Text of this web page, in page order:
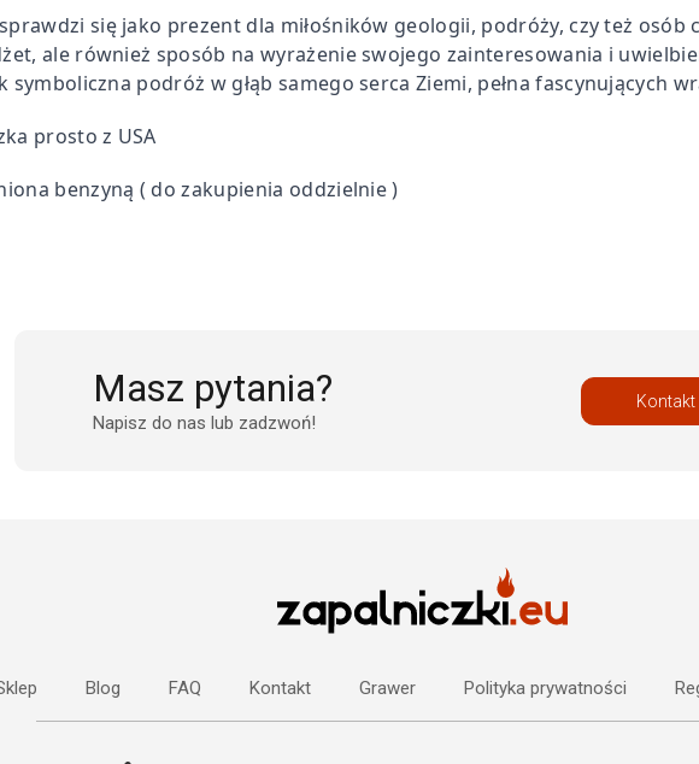
się jako prezent dla miłośników geologii, podróży, czy też osób
ale również sposób na wyrażenie swojego zainteresowania i
symboliczna podróż w głąb samego serca Ziemi, pełna fascynujących
prosto z USA
benzyną ( do zakupienia oddzielnie )
Masz pytania?
Napisz do nas lub zadzwoń!
Kontakt
Blog FAQ Kontakt Grawer Polityka prywatności